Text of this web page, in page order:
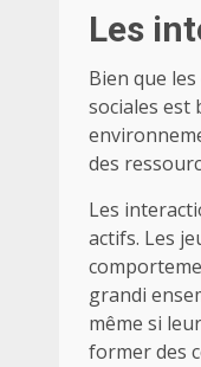
Les
Bien que
sociales est
des
Les
actifs. Les
grandi
même si
former des